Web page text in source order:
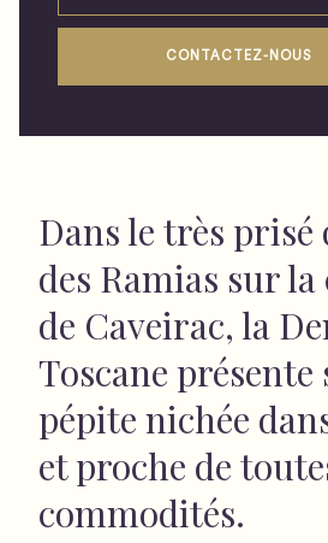
CONTACTEZ-NOUS
Dans le très
des Ramias sur
de Caveirac, la
Toscane
pépite nichée
et proche de
commodités.